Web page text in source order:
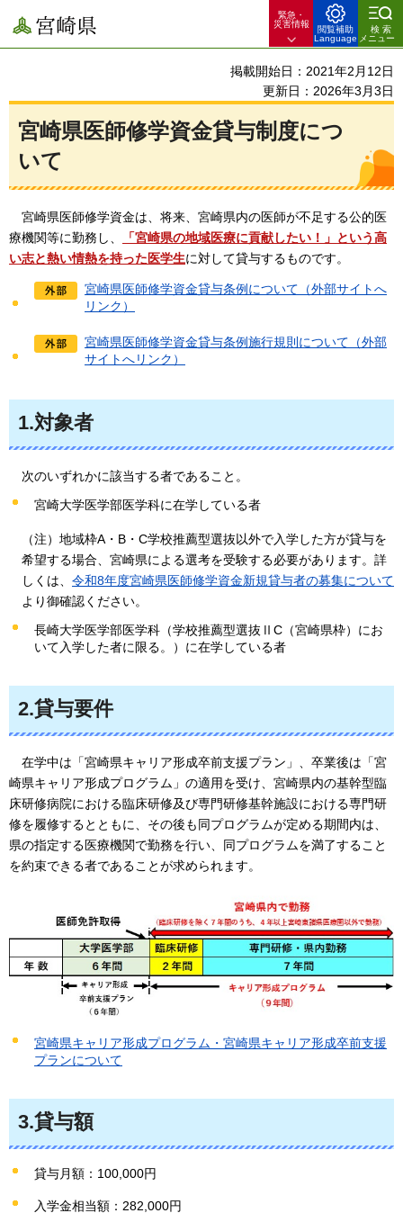
宮崎県
緊急・
災害情報
閲覧補助
Language
検索
メニュー
掲載開始日：2021年2月12日
更新日：2026年3月3日
宮崎県医師修学資金貸与制度につ
いて
宮崎県医師修学資金は、将来、宮崎県内の医師が不足する公的医
療機関等に勤務し、
「宮崎県の地域医療に貢献したい！」という高
い志と熱い情熱を持った医学生に対して貸与するものです。
宮崎県医師修学資金貸与条例について（外部サイトへ
リンク）
宮崎県医師修学資金貸与条例施行規則について（外部
サイトへリンク）
1.対象者
次のいずれかに該当する者であること。
宮崎大学医学部医学科に在学している者
（注）地域枠A・B・C学校推薦型選抜以外で入学した方が貸与を
希望する場合、宮崎県による選考を受験する必要があります。詳
しくは、 令和8年度宮崎県医師修学資金新規貸与者の募集について
より御確認ください。
長崎大学医学部医学科（学校推薦型選抜ⅡC（宮崎県枠）にお
いて入学した者に限る。）に在学している者
2.貸与要件
在学中は「宮崎県キャリア形成卒前支援プラン」、卒業後は「宮
崎県キャリア形成プログラム」の適用を受け、宮崎県内の基幹型臨
床研修病院における臨床研修及び専門研修基幹施設における専門研
修を履修するとともに、その後も同プログラムが定める期間内は、
県の指定する医療機関で勤務を行い、同プログラムを満了すること
を約束できる者であることが求められます。
宮崎県キャリア形成プログラム・宮崎県キャリア形成卒前支援
プランについて
3.貸与額
貸与月額：100,000円
入学金相当額：282,000円